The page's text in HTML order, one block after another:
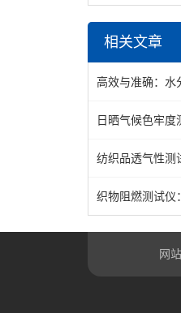
相关文章
日晒气候色牢度
网